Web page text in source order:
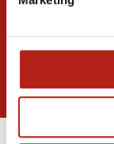
* Lees hier de
Meer informatie